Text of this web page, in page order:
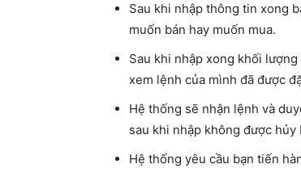
Sau khi nhập thông tin xong
muốn bán hay muốn mua.
Sau khi nhập xong khối
xem lệnh của mình đã được
Hệ thống sẽ nhận lệnh và
sau khi nhập không được hủy
Hệ thống yêu cầu bạn tiến